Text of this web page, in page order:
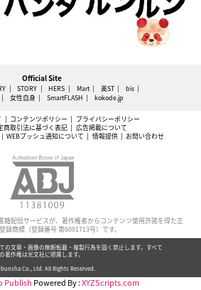
Official Site
STORY HERS Mart 美ST
bis
女性自身 SmartFLASH kokode.jp
コンテンツポリシー
プライバシーポリシー
商取引法に基づく表記
広告掲載について
WEBプッシュ通知について 情報提供 お問い合わせ
籍配信サービスが、著作権者からコンテンツ使用許諾を得た正
商標（登録番号 第6091713号）です。
の文章・画像の無断転載・複製行為を固く禁止します。すべて
の著作権は光文社に帰属します。
Co., Ltd. All Rights Reserved.
Publish Powered By :XYZScripts.com